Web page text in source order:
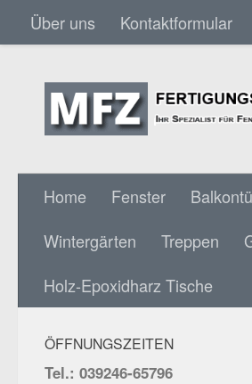
Skip to content
Über uns Kontaktformular
Home Fenster
Wintergärten
Treppen
Holz-Epoxidharz Tische
SOCIAL MEDIA:
ÖFFNUNGSZEITEN
Tel.: 039246-65796